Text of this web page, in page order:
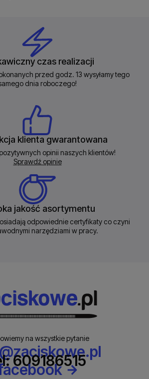
czas realizacji
przed godz. 13 wysyłamy tego
dnia roboczego!
klienta gwarantowana
opinii naszych klientów!
Sprawdź opinie
jakość asortymentu
odpowiednie certyfikaty co czyni
narzędziami w pracy.
na wszystkie pytanie
609186515